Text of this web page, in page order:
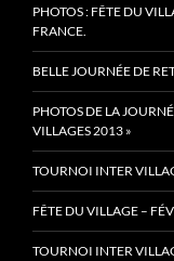
PHOTOS : FÊTE DU
FRANCE.
BELLE JOURNÉE DE
PHOTOS DE LA
VILLAGES 2013 »
TOURNOI INTER
FÊTE DU VILLAGE –
TOURNOI INTER